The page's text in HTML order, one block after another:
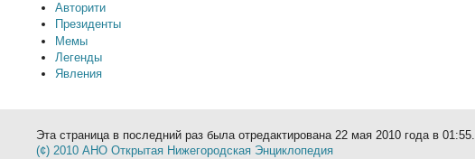
Авторити
Президенты
Мемы
Легенды
Явления
Эта страница в последний раз была отредактирована 22 мая 2010 года в 01:55.
(¢) 2010 АНО Открытая Нижегородская Энциклопедия